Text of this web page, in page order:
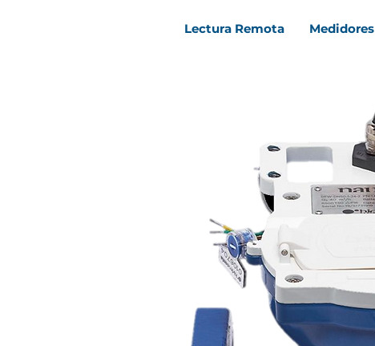
Lectura Remota Medidores